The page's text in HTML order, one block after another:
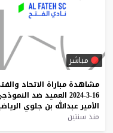
مباشر
مشاهدة مباراة الاتحاد
16-3-2024
العميد ضد
الأمير عبدالله بن جلوي
منذ سنتين